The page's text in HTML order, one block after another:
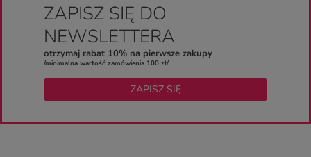
ZAPISZ SIĘ DO
NEWSLETTERA
otrzymaj rabat 10% na pierwsze zakupy
/minimalna wartość zamówienia 100 zł/
ZAPISZ SIĘ